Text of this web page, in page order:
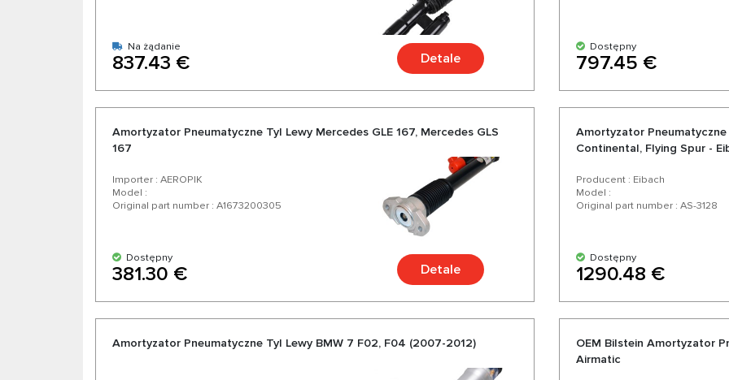
Na żądanie
837.43 € Detale
Dostępny
797.45 €
Amortyzator Pneumatyczne Tyl Lewy Mercedes GLE 167, Mercedes GLS
167
Importer : AEROPIK
Model :
Original part number : A1673200305
Dostępny
381.30 € Detale
Amortyzator
Continental, Flying Spur -
Producent : Eibach
Model :
Original part number : AS-3128
Dostępny
1290.48 €
Amortyzator Pneumatyczne Tyl Lewy BMW 7 F02, F04 (2007-2012)
OEM Bilstein Amortyzator
Airmatic